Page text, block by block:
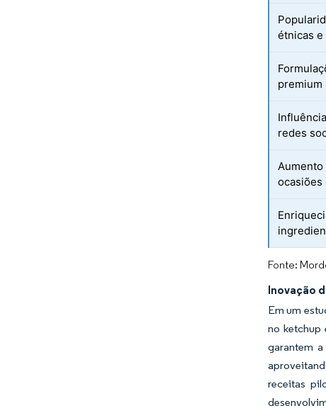
étnicas
premium
redes
Aumento
ocasiões
Fonte:
Inovação
Em um
no ketchup
garantem
receitas